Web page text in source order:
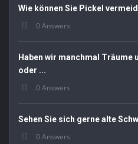
Wie können Sie Pickel
0 Answers
Haben wir manchmal Träume
oder ...
0 Answers
Sehen Sie sich gerne alte
0 Answers